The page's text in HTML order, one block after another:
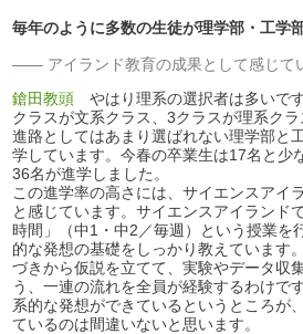
毎年のように多数の生徒が理学部・工学
アイランド教育の成果として感じて
鎗田教頭 やはり理系の選択者は多いで
クラスが文系クラス、3クラスが理系ク
進路としてはあまり選ばれない理学部と
学しています。今春の卒業生は17名と少
36名が進学しました。
この進学率の高さには、サイエンスアイ
と感じています。サイエンスアイランド
時間」（中1・中2／毎週）という授業を
的な発想の基礎をしっかり教えています
づきから仮説を立てて、実験やデータ収
う、一連の流れを全員が経験するわけで
系的な発想ができているというところが
ているのは間違いないと思います。